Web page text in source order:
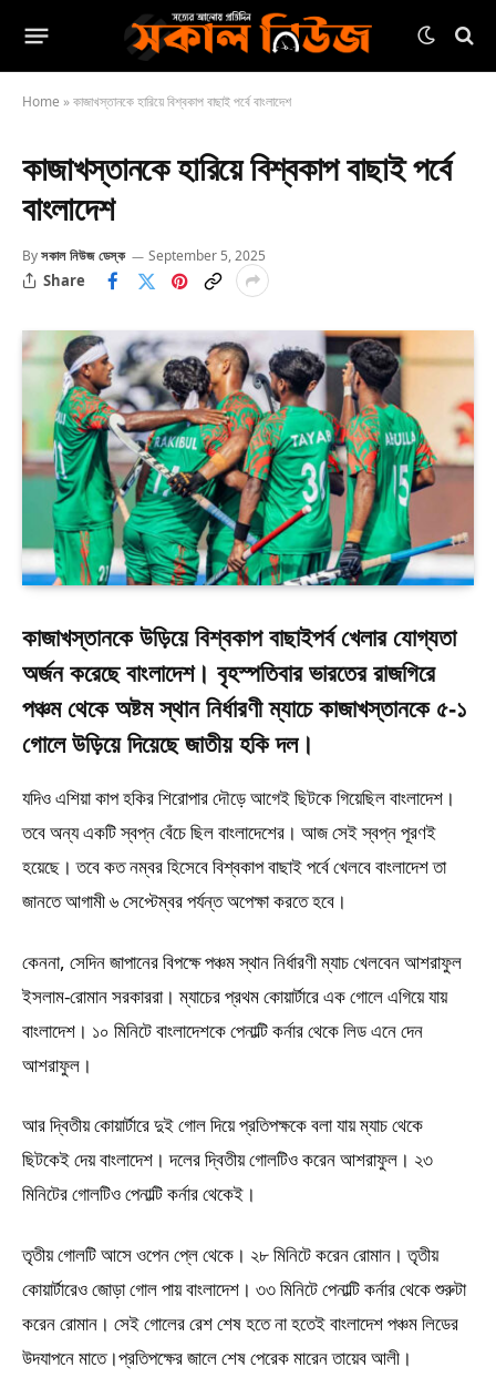
Home »কাজাখস্তানকে হারিয়ে বিশ্বকাপ বাছাই পর্বে বাংলাদেশ
কাজাখস্তানকে হারিয়ে বিশ্বকাপ বাছাই পর্বে
বাংলাদেশ
Byসকাল নিউজ ডেস্ক September 5, 2025
Share
কাজাখস্তানকে উড়িয়ে বিশ্বকাপ বাছাইপর্ব খেলার যোগ্যতা
অর্জন করেছে বাংলাদেশ। বৃহস্পতিবার ভারতের রাজগিরে
পঞ্চম থেকে অষ্টম স্থান নির্ধারণী ম্যাচে কাজাখস্তানকে ৫-১
গোলে উড়িয়ে দিয়েছে জাতীয় হকি দল।
যদিও এশিয়া কাপ হকির শিরোপার দৌড়ে আগেই ছিটকে গিয়েছিল বাংলাদেশ।
তবে অন্য একটি স্বপ্ন বেঁচে ছিল বাংলাদেশের। আজ সেই স্বপ্ন পূরণই
হয়েছে। তবে কত নম্বর হিসেবে বিশ্বকাপ বাছাই পর্বে খেলবে বাংলাদেশ তা
জানতে আগামী ৬ সেপ্টেম্বর পর্যন্ত অপেক্ষা করতে হবে।
কেননা, সেদিন জাপানের বিপক্ষে পঞ্চম স্থান নির্ধারণী ম্যাচ খেলবেন আশরাফুল
ইসলাম-রোমান সরকাররা। ম্যাচের প্রথম কোয়ার্টারে এক গোলে এগিয়ে যায়
বাংলাদেশ। ১০ মিনিটে বাংলাদেশকে পেনাল্টি কর্নার থেকে লিড এনে দেন
আশরাফুল।
আর দ্বিতীয় কোয়ার্টারে দুই গোল দিয়ে প্রতিপক্ষকে বলা যায় ম্যাচ থেকে
ছিটকেই দেয় বাংলাদেশ। দলের দ্বিতীয় গোলটিও করেন আশরাফুল। ২৩
মিনিটের গোলটিও পেনাল্টি কর্নার থেকেই।
তৃতীয় গোলটি আসে ওপেন প্লে থেকে। ২৮ মিনিটে করেন রোমান। তৃতীয়
কোয়ার্টারেও জোড়া গোল পায় বাংলাদেশ। ৩৩ মিনিটে পেনাল্টি কর্নার থেকে শুরুটা
করেন রোমান। সেই গোলের রেশ শেষ হতে না হতেই বাংলাদেশ পঞ্চম লিডের
উদযাপনে মাতে।প্রতিপক্ষের জালে শেষ পেরেক মারেন তায়েব আলী।